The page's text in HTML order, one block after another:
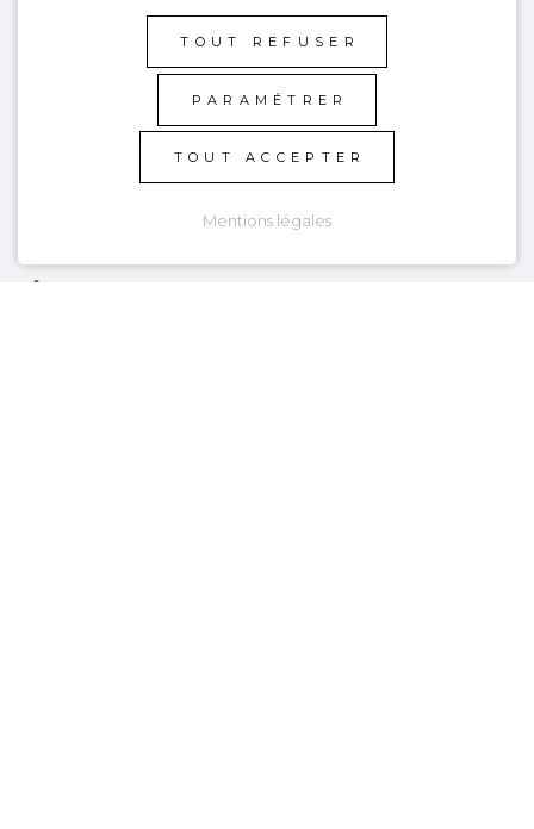
Flashlight intégrée
Boucle de sifflet
TOUT REFUSER
PARAMÉTRER
TOUT ACCEPTER
Mentions légales